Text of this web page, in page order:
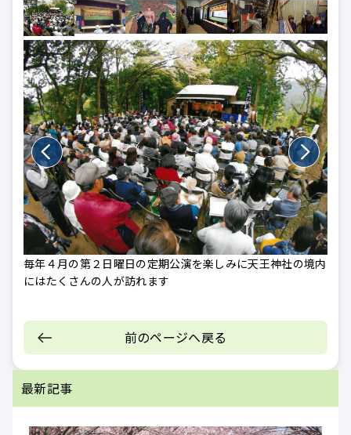
毎年４月の第２日曜日の定期公演を楽しみに天王神社の境内
にはたくさんの人が訪れます
前のページへ戻る
最新記事